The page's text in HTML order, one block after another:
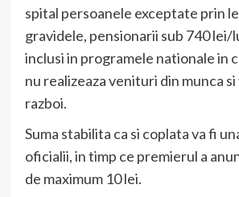
spital persoanele exceptate prin
gravidele, pensionarii sub 740 lei/
inclusi in programele nationale in
nu realizeaza venituri din munca
razboi.
Suma stabilita ca si coplata va fi
oficialii, in timp ce premierul a
de maximum 10 lei.